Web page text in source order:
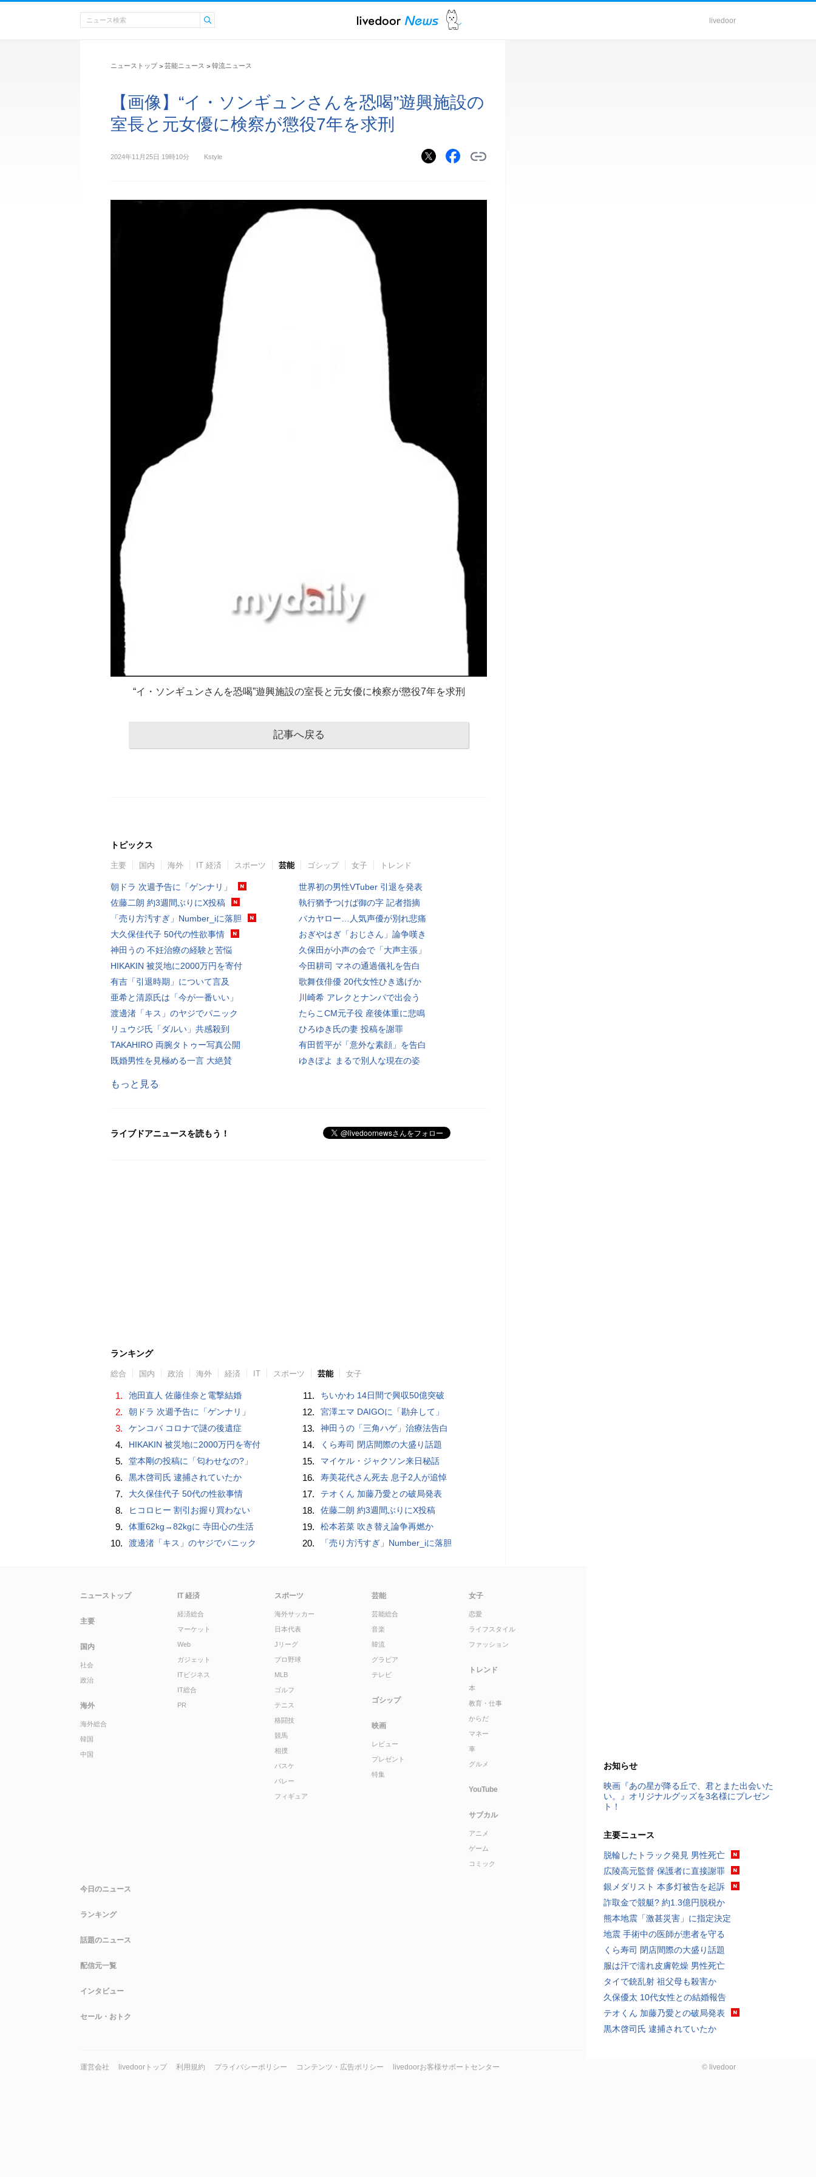
livedoor
ニューストップ > 芸能ニュース > 韓流ニュース
【画像】“イ・ソンギュンさんを恐喝”遊興施設の
室長と元女優に検察が懲役7年を求刑
2024年11月25日 19時10分 Kstyle
“イ・ソンギュンさんを恐喝”遊興施設の室長と元女優に検察が懲役7年を求刑
記事へ戻る
トピックス
主要 国内 海外 IT 経済 スポーツ 芸能 ゴシップ 女子 トレンド
朝ドラ 次週予告に「ゲンナリ」
佐藤二朗 約3週間ぶりにX投稿
「売り方汚すぎ」Number_iに落胆
大久保佳代子 50代の性欲事情
神田うの 不妊治療の経験と苦悩
HIKAKIN 被災地に2000万円を寄付
有吉「引退時期」について言及
亜希と清原氏は「今が一番いい」
渡邊渚「キス」のヤジでパニック
リュウジ氏「ダルい」共感殺到
TAKAHIRO 両腕タトゥー写真公開
既婚男性を見極める一言 大絶賛
世界初の男性VTuber 引退を発表
執行猶予つけば御の字 記者指摘
バカヤロー…人気声優が別れ悲痛
おぎやはぎ「おじさん」論争嘆き
久保田が小声の会で「大声主張」
今田耕司 マネの通過儀礼を告白
歌舞伎俳優 20代女性ひき逃げか
川崎希 アレクとナンパで出会う
たらこCM元子役 産後体重に悲鳴
ひろゆき氏の妻 投稿を謝罪
有田哲平が「意外な素顔」を告白
ゆきぽよ まるで別人な現在の姿
もっと見る
ライブドアニュースを読もう！
ランキング
総合 国内 政治 海外 経済 IT スポーツ 芸能 女子
1. 池田直人 佐藤佳奈と電撃結婚
2. 朝ドラ 次週予告に「ゲンナリ」
3. ケンコバ コロナで謎の後遺症
4. HIKAKIN 被災地に2000万円を寄付
5. 堂本剛の投稿に「匂わせなの?」
6. 黒木啓司氏 逮捕されていたか
7. 大久保佳代子 50代の性欲事情
8. ヒコロヒー 割引お握り買わない
9. 体重62kg→82kgに 寺田心の生活
10. 渡邊渚「キス」のヤジでパニック
11. ちいかわ 14日間で興収50億突破
12. 宮澤エマ DAIGOに「勘弁して」
13. 神田うの「三角ハゲ」治療法告白
14. くら寿司 閉店間際の大盛り話題
15. マイケル・ジャクソン来日秘話
16. 寿美花代さん死去 息子2人が追悼
17. テオくん 加藤乃愛との破局発表
18. 佐藤二朗 約3週間ぶりにX投稿
19. 松本若菜 吹き替え論争再燃か
20. 「売り方汚すぎ」Number_iに落胆
お知らせ
映画『あの星が降る丘で、君とまた出会いた
い。』オリジナルグッズを3名様にプレゼン
ト！
主要ニュース
脱輪したトラック発見 男性死亡
広陵高元監督 保護者に直接謝罪
銀メダリスト 本多灯被告を起訴
詐取金で競艇? 約1.3億円脱税か
熊本地震「激甚災害」に指定決定
地震 手術中の医師が患者を守る
くら寿司 閉店間際の大盛り話題
服は汗で濡れ皮膚乾燥 男性死亡
タイで銃乱射 祖父母も殺害か
久保優太 10代女性との結婚報告
テオくん 加藤乃愛との破局発表
黒木啓司氏 逮捕されていたか
ニューストップ
主要
国内
社会
政治
海外
海外総合
韓国
中国
IT 経済
経済総合
マーケット
Web
ガジェット
ITビジネス
IT総合
PR
スポーツ
海外サッカー
日本代表
Jリーグ
プロ野球
MLB
ゴルフ
テニス
格闘技
競馬
相撲
バスケ
バレー
フィギュア
芸能
芸能総合
音楽
韓流
グラビア
テレビ
ゴシップ
映画
レビュー
プレゼント
特集
女子
恋愛
ライフスタイル
ファッション
トレンド
本
教育・仕事
からだ
マネー
車
グルメ
YouTube
サブカル
アニメ
ゲーム
コミック
今日のニュース
ランキング
話題のニュース
配信元一覧
インタビュー
セール・おトク
運営会社 livedoorトップ 利用規約 プライバシーポリシー コンテンツ・広告ポリシー livedoorお客様サポートセンター © livedoor